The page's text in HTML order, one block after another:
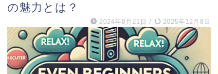
の魅力とは？
2024年8月21日 / 2025年12月8日